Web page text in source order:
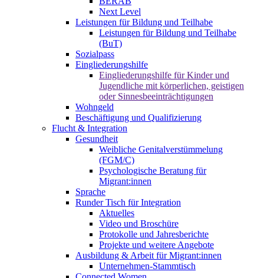
Next Level
Leistungen für Bildung und Teilhabe
Leistungen für Bildung und Teilhabe
(BuT)
Sozialpass
Eingliederungshilfe
Eingliederungshilfe für Kinder und
Jugendliche mit körperlichen, geistigen
oder Sinnesbeeinträchtigungen
Wohngeld
Beschäftigung und Qualifizierung
Flucht & Integration
Gesundheit
Weibliche Genitalverstümmelung
(FGM/C)
Psychologische Beratung für
Migrant:innen
Sprache
Runder Tisch für Integration
Aktuelles
Video und Broschüre
Protokolle und Jahresberichte
Projekte und weitere Angebote
Ausbildung & Arbeit für Migrant:innen
Unternehmen-Stammtisch